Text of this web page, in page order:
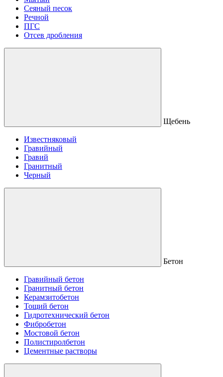
Сеяный песок
Речной
ПГС
Отсев дробления
Щебень
Известняковый
Гравийный
Гравий
Гранитный
Черный
Бетон
Гравийный бетон
Гранитный бетон
Керамзитобетон
Тощий бетон
Гидротехнический бетон
Фибробетон
Мостовой бетон
Полистиролбетон
Цементные растворы